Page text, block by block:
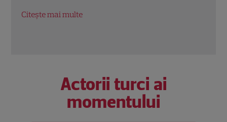
Citește mai multe
Actorii turci ai
momentului